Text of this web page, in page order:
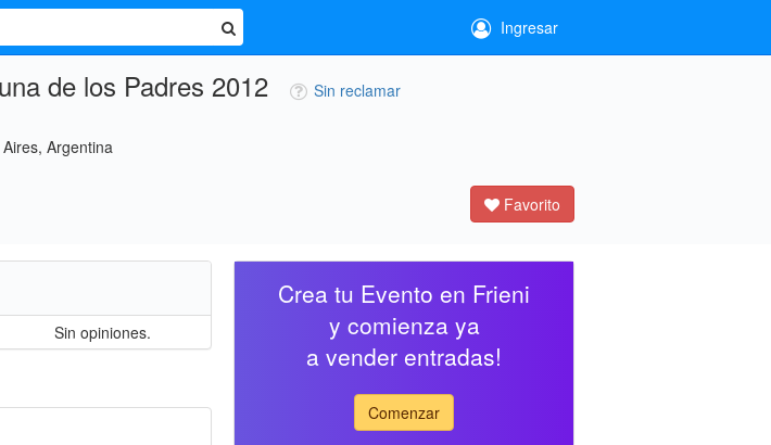
Ingresar
de los Padres 2012
Sin reclamar
Argentina
Favorito
Sin opiniones.
Crea tu Evento en Frieni
y comienza ya
a vender entradas!
Comenzar